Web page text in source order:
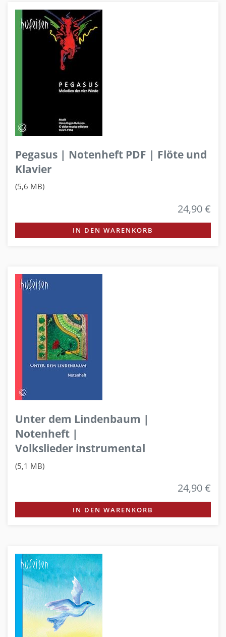
Pegasus | Notenheft PDF | Flöte und
Klavier
(5,6 MB)
24,90 €
IN DEN WARENKORB
Unter dem Lindenbaum |
Notenheft |
Volkslieder instrumental
(5,1 MB)
24,90 €
IN DEN WARENKORB